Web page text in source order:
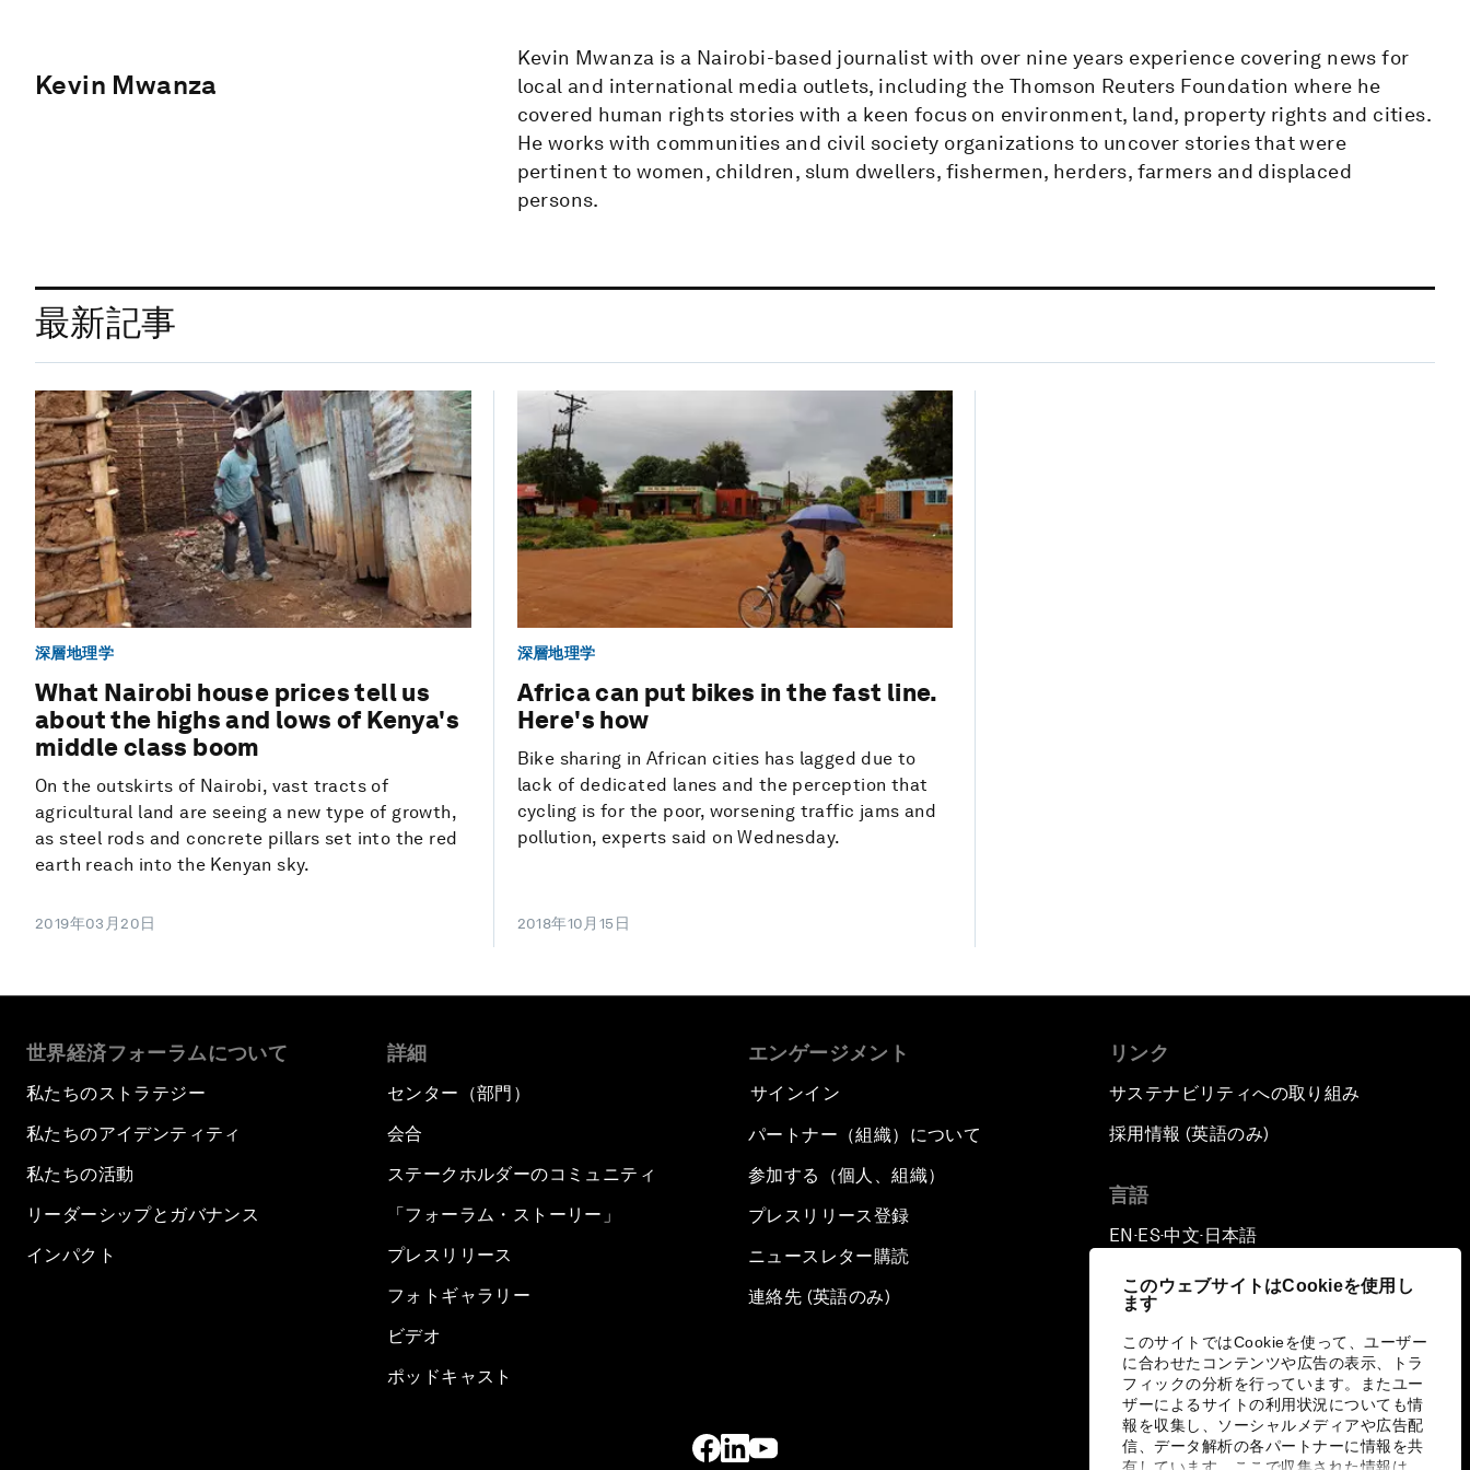
このウェブサイトはCookieを使用し
ます
このサイトではCookieを使って、ユーザー
に合わせたコンテンツや広告の表示、トラ
フィックの分析を行っています。またユー
ザーによるサイトの利用状況についても情
報を収集し、ソーシャルメディアや広告配
信、データ解析の各パートナーに情報を共
Kevin Mwanza
Kevin Mwanza is a Nairobi-based journalist with over nine years experience covering news for
local and international media outlets, including the Thomson Reuters Foundation where he
covered human rights stories with a keen focus on environment, land, property rights and cities.
He works with communities and civil society organizations to uncover stories that were
pertinent to women, children, slum dwellers, fishermen, herders, farmers and displaced
persons.
最新記事
深層地理学
What Nairobi house prices tell us
about the highs and lows of Kenya's
middle class boom
On the outskirts of Nairobi, vast tracts of
agricultural land are seeing a new type of growth,
as steel rods and concrete pillars set into the red
earth reach into the Kenyan sky.
2019年03月20日
深層地理学
Africa can put bikes in the fast line.
Here's how
Bike sharing in African cities has lagged due to
lack of dedicated lanes and the perception that
cycling is for the poor, worsening traffic jams and
pollution, experts said on Wednesday.
2018年10月15日
世界経済フォーラムについて
私たちのストラテジー
私たちのアイデンティティ
私たちの活動
リーダーシップとガバナンス
インパクト
詳細
センター（部門）
会合
ステークホルダーのコミュニティ
「フォーラム・ストーリー」
プレスリリース
フォトギャラリー
ビデオ
ポッドキャスト
エンゲージメント
サインイン
パートナー（組織）について
参加する（個人、組織）
プレスリリース登録
ニュースレター購読
連絡先 (英語のみ)
リンク
サステナビリティへの取り組み
採用情報 (英語のみ)
言語
EN ▪ ES▪中文▪ 日本語